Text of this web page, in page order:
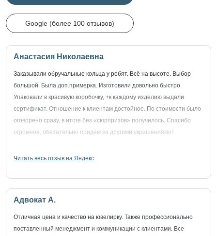
Google (более 100 отзывов)
Анастасия Николаевна
Заказывали обручальные кольца у ребят. Всё на высоте. Выбор
большой. Была доп.примерка. Изготовили довольно быстро.
Упаковали в красивую коробочку, +к каждому изделию выдали
сертификат. Отношение к клиентам достойное. По стоимости было
оговорено сразу, в итоге без «сюрпризов» получилось. Спасибо
огромное, обязательно придём за другими украшениями!
Читать весь отзыв на Яндекс
Адвокат А.
Отличная цена и качество на ювелирку. Также профессионально
поставленный менеджмент и коммуникации с клиентами. Все